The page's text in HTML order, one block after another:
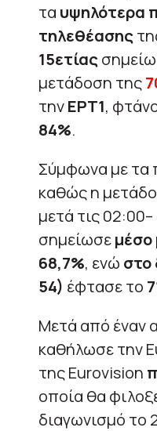
τα υψηλότερα
τηλεθέασης
15ετίας
μετάδοση της
τηνΕΡΤ1,
84%.
Σύμφωνα με τα
καθώς η
μετά τις
σημείωσεμέσο
68,7%, ενώ στο
54) έφτασε το
Μετά από έναν
καθήλωσε την
της Eurovision
οποία θα
διαγωνισμό το